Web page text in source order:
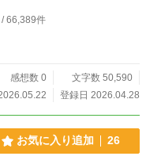
/ 66,389件
感想数 0
文字数 50,590
登録日 2026.04.28
お気に入り追加 26